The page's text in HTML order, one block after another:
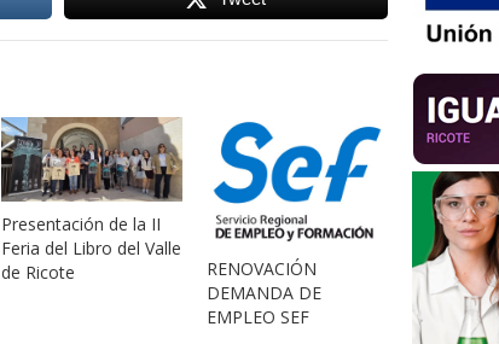
Presentación de la II
Feria del Libro del Valle
de Ricote
RENOVACIÓN
DEMANDA DE
EMPLEO SEF